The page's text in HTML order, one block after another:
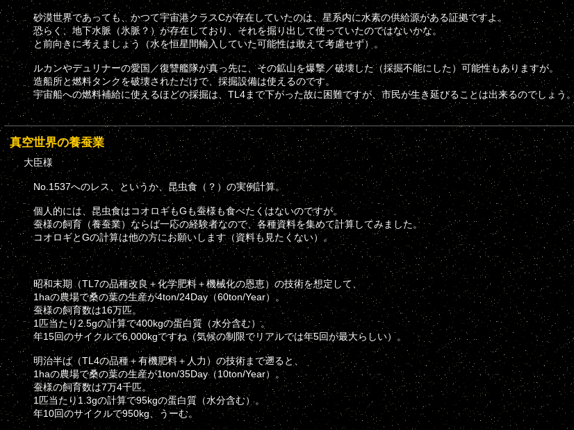
砂漠世界であっても、かつて宇宙港クラスCが存在していたのは、星系内に水素の供給源がある証拠ですよ。
恐らく、地下水脈（氷脈？）が存在しており、それを掘り出して使っていたのではないかな。
と前向きに考えましょう（水を恒星間輸入していた可能性は敢えて考慮せず）。
ルカンやデュリナーの愛国／復讐艦隊が真っ先に、その鉱山を爆撃／破壊した（採掘不能にした）可能性もありますが。
造船所と燃料タンクを破壊されただけで、採掘設備は使えるのです。
宇宙船への燃料補給に使えるほどの採掘は、TL4まで下がった故に困難ですが、市民が生き延びることは出来るのでしょう。
真空世界の養蚕業
大臣様
No.1537へのレス、というか、昆虫食（？）の実例計算。
個人的には、昆虫食はコオロギもGも蚕様も食べたくはないのですが。
蚕様の飼育（養蚕業）ならば一応の経験者なので、各種資料を集めて計算してみました。
コオロギとGの計算は他の方にお願いします（資料も見たくない）。
昭和末期（TL7の品種改良＋化学肥料＋機械化の恩恵）の技術を想定して、
1haの農場で桑の葉の生産が4ton/24Day（60ton/Year）。
蚕様の飼育数は16万匹。
1匹当たり2.5gの計算で400kgの蛋白質（水分含む）。
年15回のサイクルで6,000kgですね（気候の制限でリアルでは年5回が最大らしい）。
明治半ば（TL4の品種＋有機肥料＋人力）の技術まで遡ると、
1haの農場で桑の葉の生産が1ton/35Day（10ton/Year）。
蚕様の飼育数は7万4千匹。
1匹当たり1.3gの計算で95kgの蛋白質（水分含む）。
年10回のサイクルで950kg、うーむ。